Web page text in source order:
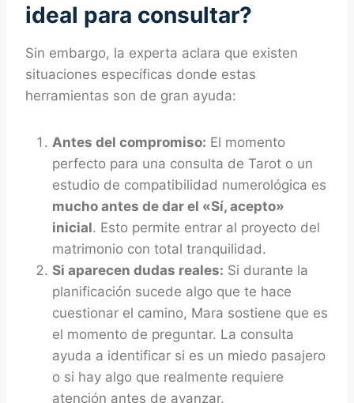
ideal para consultar?
Sin embargo, la experta aclara que existen
situaciones específicas donde estas
herramientas son de gran ayuda:
Antes del compromiso: El momento
perfecto para una consulta de Tarot o un
estudio de compatibilidad numerológica es
mucho antes de dar el «Sí, acepto»
inicial. Esto permite entrar al proyecto del
matrimonio con total tranquilidad.
Si aparecen dudas reales: Si durante la
planificación sucede algo que te hace
cuestionar el camino, Mara sostiene que es
el momento de preguntar. La consulta
ayuda a identificar si es un miedo pasajero
o si hay algo que realmente requiere
atención antes de avanzar.